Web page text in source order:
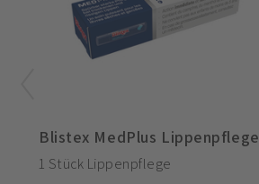
Blistex MedPlus Lippenpflege
1 Stück Lippenpflege